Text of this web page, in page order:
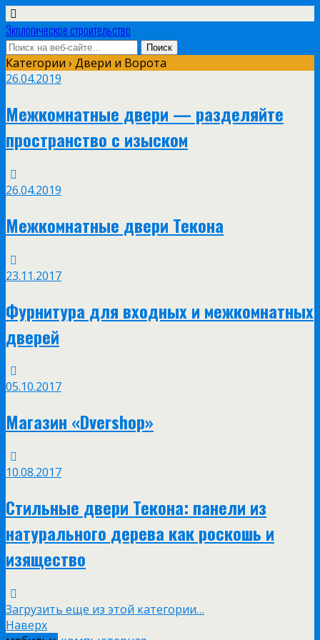
Экологическое строительство
Категории › Двери и Ворота
26.04.2019
Межкомнатные двери — разделяйте
пространство с изыском
26.04.2019
Межкомнатные двери Текона
23.11.2017
Фурнитура для входных и межкомнатных
дверей
05.10.2017
Магазин «Dvershop»
10.08.2017
Стильные двери Текона: панели из
натурального дерева как роскошь и
изящество
Загрузить еще из этой категории…
Наверх